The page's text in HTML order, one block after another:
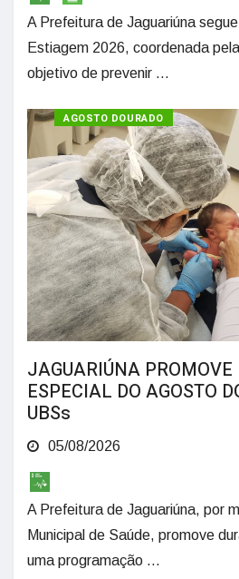
A Prefeitura de Jaguariúna
Estiagem 2026, coordenada
objetivo de prevenir ...
SAÚDE
AGOSTO DOURADO
JAGUARIÚNA
ESPECIAL DO AGOSTO
UBSs
05/08/2026
A Prefeitura de Jaguariúna, por
Municipal de Saúde, promove
uma programação ...